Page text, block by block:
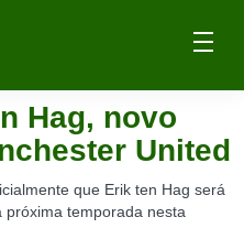
Hag, novo
United
que Erik ten Hag será
temporada nesta